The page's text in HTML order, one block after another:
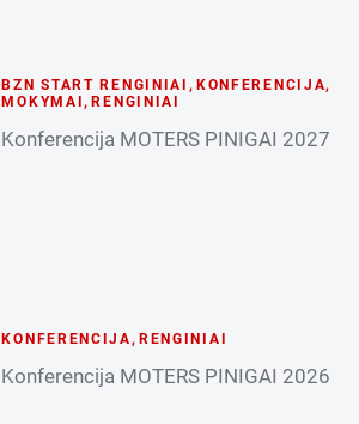
BZN START RENGINIAI , KONFERENCIJA,
MOKYMAI, RENGINIAI
Konferencija MOTERS PINIGAI 2027
KONFERENCIJA, RENGINIAI
Konferencija MOTERS PINIGAI 2026